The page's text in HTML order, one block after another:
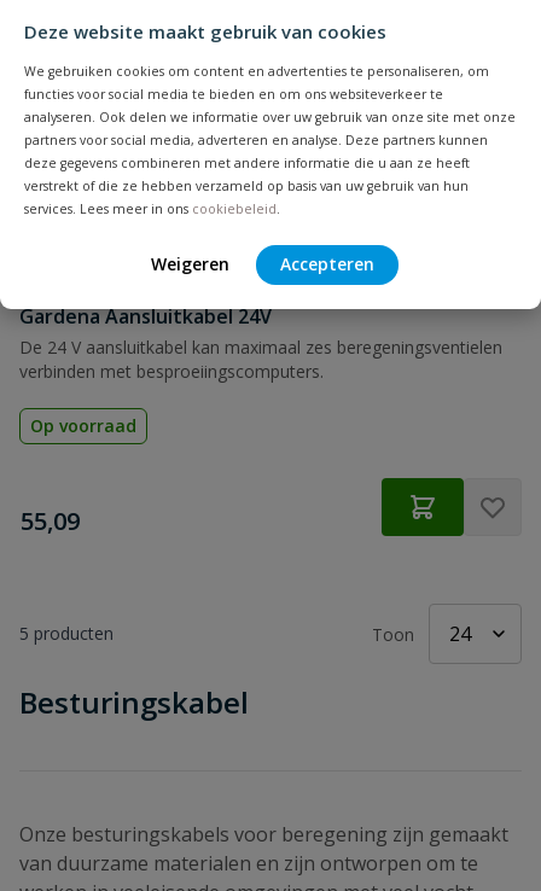
Deze website maakt gebruik van cookies
We gebruiken cookies om content en advertenties te personaliseren, om
functies voor social media te bieden en om ons websiteverkeer te
analyseren. Ook delen we informatie over uw gebruik van onze site met onze
partners voor social media, adverteren en analyse. Deze partners kunnen
deze gegevens combineren met andere informatie die u aan ze heeft
verstrekt of die ze hebben verzameld op basis van uw gebruik van hun
services. Lees meer in ons cookiebeleid
Weigeren Accepteren
Gardena Aansluitkabel 24V
De 24 V aansluitkabel kan maximaal zes beregeningsventielen
verbinden met besproeiingscomputers.
Op voorraad
€
55,09
5 producten Toon
Besturingskabel
Onze besturingskabels voor beregening zijn gemaakt
van duurzame materialen en zijn ontworpen om te